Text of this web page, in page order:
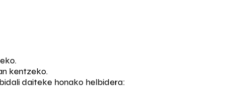
kentzeko.
daiteke honako helbidera: